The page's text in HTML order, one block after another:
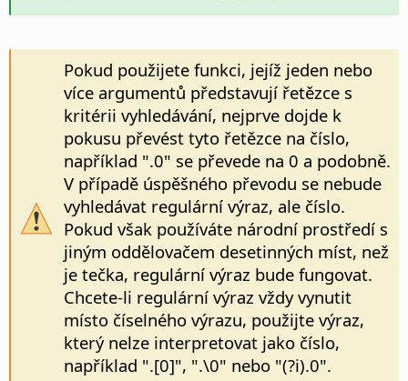
Pokud použijete funkci, jejíž jeden nebo
více argumentů představují řetězce s
kritérii vyhledávání, nejprve dojde k
pokusu převést tyto řetězce na číslo,
například ".0" se převede na 0 a podobně.
V případě úspěšného převodu se nebude
vyhledávat regulární výraz, ale číslo.
Pokud však používáte národní prostředí s
jiným oddělovačem desetinných míst, než
je tečka, regulární výraz bude fungovat.
Chcete-li regulární výraz vždy vynutit
místo číselného výrazu, použijte výraz,
který nelze interpretovat jako číslo,
například ".[0]", ".\0" nebo "(?i).0".